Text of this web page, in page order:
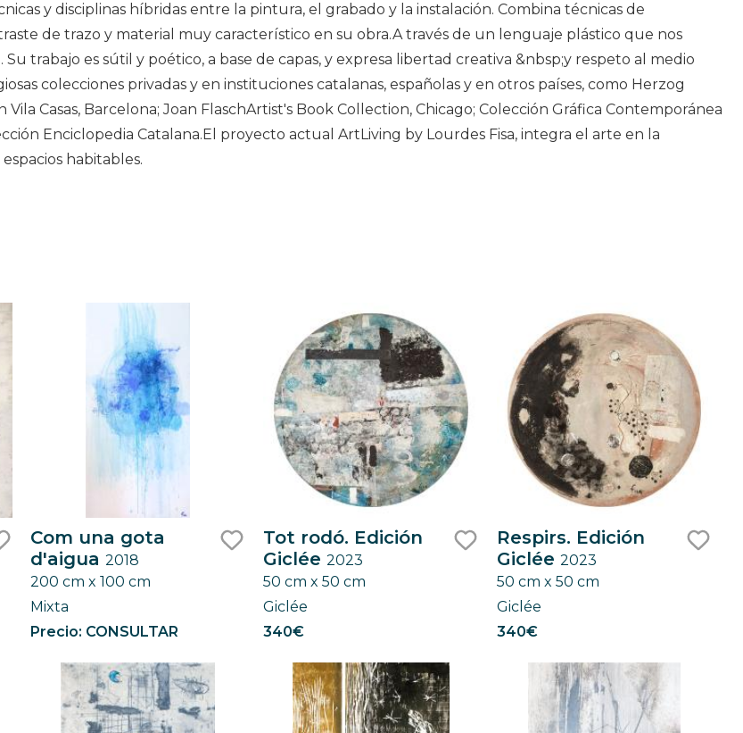
y disciplinas híbridas entre la pintura, el grabado y la instalación. Combina técnicas de
de trazo y material muy característico en su obra.A través de un lenguaje plástico que nos
trabajo es sútil y poético, a base de capas, y expresa libertad creativa &nbsp;y respeto al medio
colecciones privadas y en instituciones catalanas, españolas y en otros países, como Herzog
Casas, Barcelona; Joan FlaschArtist's Book Collection, Chicago; Colección Gráfica Contemporánea
Enciclopedia Catalana.El proyecto actual ArtLiving by Lourdes Fisa, integra el arte en la
habitables.
Com una gota
d'aigua2018
200 cm x 100 cm
Mixta
Precio: CONSULTAR
Tot rodó. Edición
Giclée2023
50 cm x 50 cm
Giclée
340€
Respirs. Edición
Giclée 2023
50 cm x 50 cm
Giclée
340€